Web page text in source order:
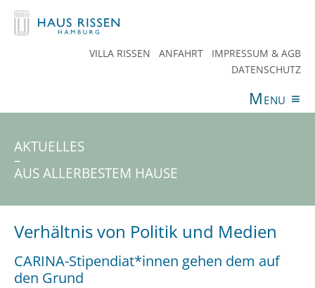
VILLA RISSEN ANFAHRT
IMPRESSUM & AGB
DATENSCHUTZ
Menu ≡
ANGEBOTE VERANSTALTUNGEN
AKTUELLES
AKTUELLES
–
AUS ALLERBESTEM HAUSE
Verhältnis von Politik und Medien
CARINA-Stipendiat*innen gehen dem auf
den Grund